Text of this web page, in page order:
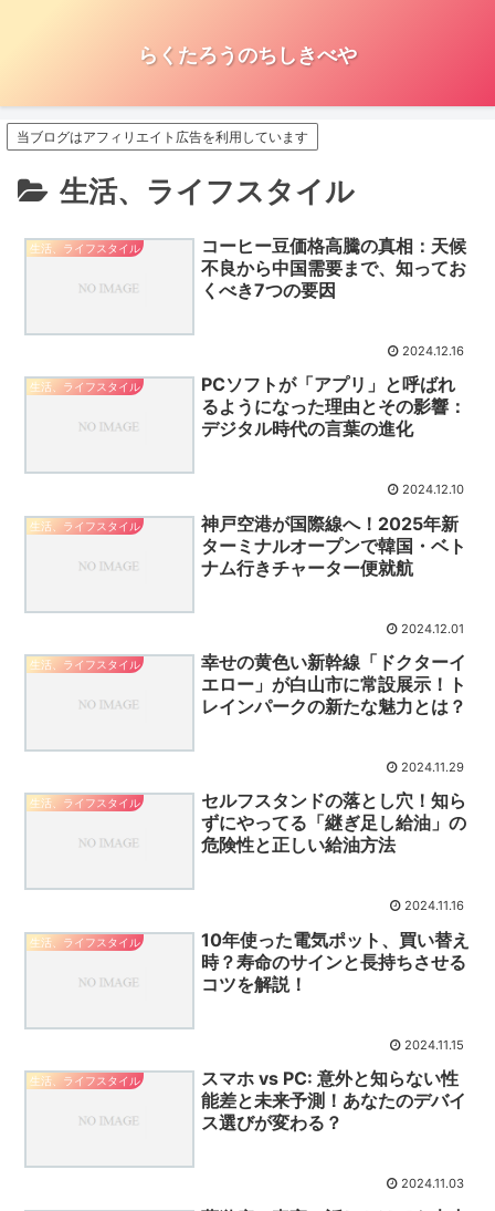
らくたろうのちしきべや
当ブログはアフィリエイト広告を利用しています
生活、ライフスタイル
生活、ライフスタイル
コーヒー豆価格高騰の真相：天候
不良から中国需要まで、知ってお
くべき7つの要因
2024.12.16
生活、ライフスタイル
PCソフトが「アプリ」と呼ばれ
るようになった理由とその影響：
デジタル時代の言葉の進化
2024.12.10
生活、ライフスタイル
神戸空港が国際線へ！2025年新
ターミナルオープンで韓国・ベト
ナム行きチャーター便就航
2024.12.01
生活、ライフスタイル
幸せの黄色い新幹線「ドクターイ
エロー」が白山市に常設展示！ト
レインパークの新たな魅力とは？
2024.11.29
生活、ライフスタイル
セルフスタンドの落とし穴！知ら
ずにやってる「継ぎ足し給油」の
危険性と正しい給油方法
2024.11.16
生活、ライフスタイル
10年使った電気ポット、買い替え
時？寿命のサインと長持ちさせる
コツを解説！
2024.11.15
生活、ライフスタイル
スマホ vs PC: 意外と知らない性
能差と未来予測！あなたのデバイ
ス選びが変わる？
2024.11.03